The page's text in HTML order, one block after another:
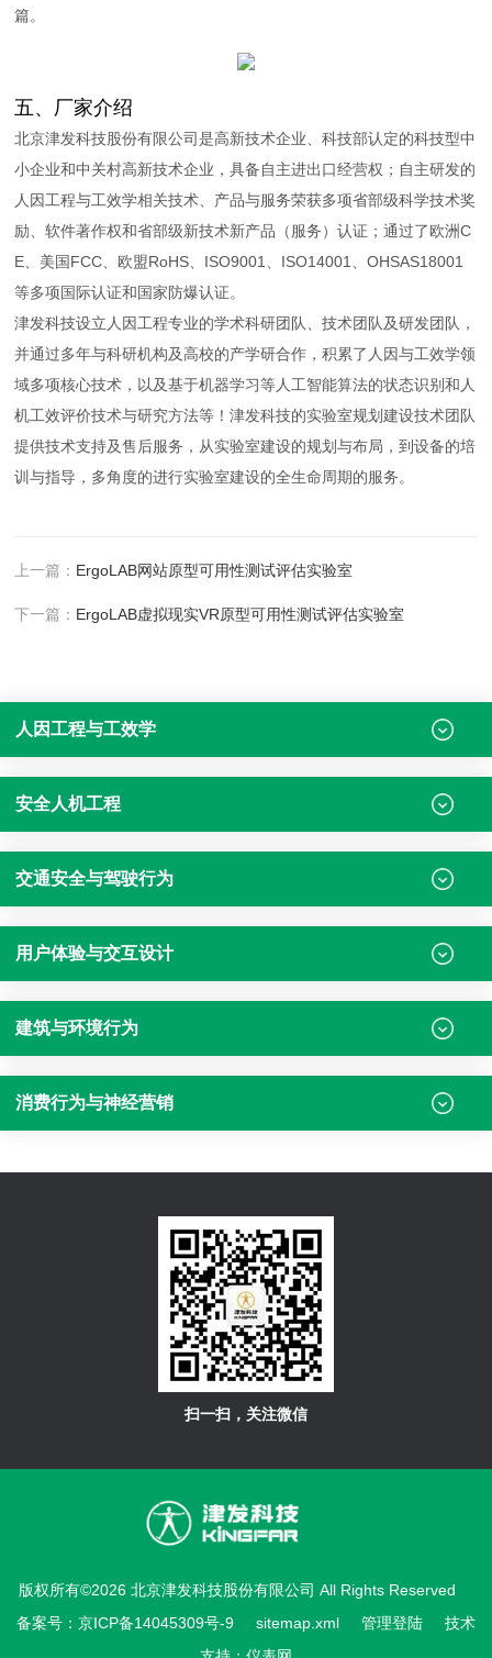
篇。
五、厂家介绍
北京津发科技股份有限公司是高新技术企业、科技部认定的科技型中
小企业和中关村高新技术企业，具备自主进出口经营权；自主研发的
人因工程与工效学相关技术、产品与服务荣获多项省部级科学技术奖
励、软件著作权和省部级新技术新产品（服务）认证；通过了欧洲C
E、美国FCC、欧盟RoHS、ISO9001、ISO14001、OHSAS18001
等多项国际认证和国家防爆认证。
津发科技设立人因工程专业的学术科研团队、技术团队及研发团队，
并通过多年与科研机构及高校的产学研合作，积累了人因与工效学领
域多项核心技术，以及基于机器学习等人工智能算法的状态识别和人
机工效评价技术与研究方法等！津发科技的实验室规划建设技术团队
提供技术支持及售后服务，从实验室建设的规划与布局，到设备的培
训与指导，多角度的进行实验室建设的全生命周期的服务。
上一篇： ErgoLAB网站原型可用性测试评估实验室
下一篇： ErgoLAB虚拟现实VR原型可用性测试评估实验室
人因工程与工效学
安全人机工程
交通安全与驾驶行为
用户体验与交互设计
建筑与环境行为
消费行为与神经营销
扫一扫，关注微信
版权所有©2026 北京津发科技股份有限公司 All Rights Reserved
备案号：京ICP备14045309号-9
sitemap.xml 管理登陆技术